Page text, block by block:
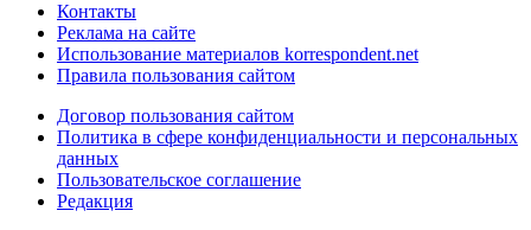
Контакты
Реклама на сайте
Использование материалов korrespondent.net
Правила пользования сайтом
Договор пользования сайтом
Политика в сфере конфиденциальности и персональных
данных
Пользовательское соглашение
Редакция